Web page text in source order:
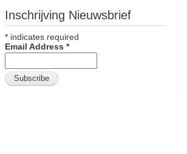
Inschrijving Nieuwsbrief
* indicates required
Email Address *